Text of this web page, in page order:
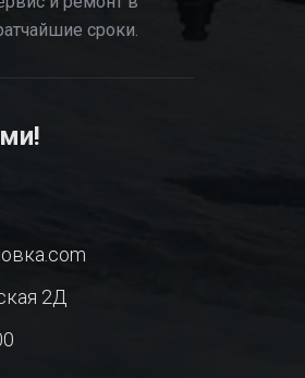
сроки.
2Д